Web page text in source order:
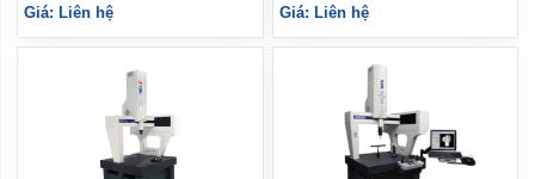
Giá: Liên hệ Giá: Liên hệ